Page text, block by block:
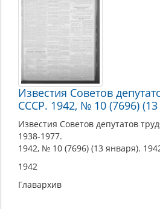
Известия Советов
СССР. 1942, № 10 (7696)
Известия Советов депутатов
1938-1977.
1942, № 10 (7696) (13 января).
1942
Главархив